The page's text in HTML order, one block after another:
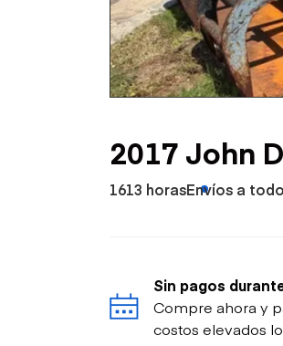
Petróleo y gas
2017 John
1613 horasEnvíos a
Sin pagos
Compre ahora y
costos elevados